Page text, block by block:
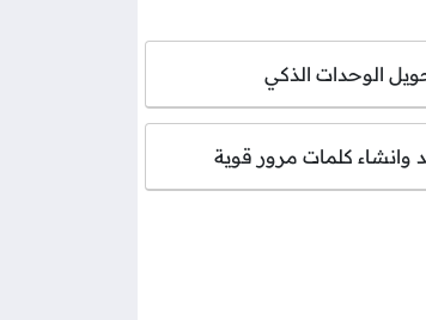
الوحدات الذكي
وانشاء كلمات مرور قوية